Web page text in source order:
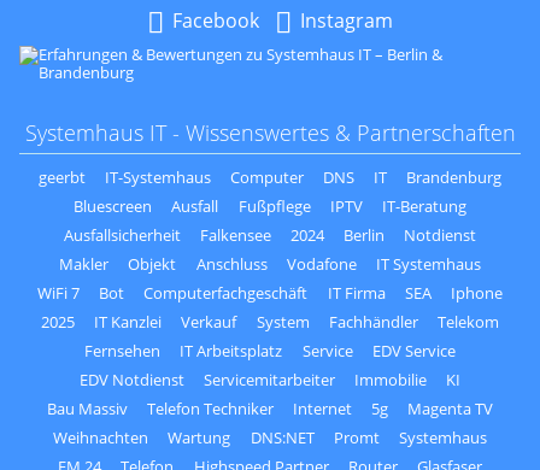
überspringen
Facebook Instagram
Systemhaus IT - Wissenswertes & Partnerschaften
geerbt IT-Systemhaus Computer DNS IT
Brandenburg
Bluescreen
Ausfall Fußpflege IPTV
IT-Beratung
Ausfallsicherheit
Falkensee 2024 Berlin
Notdienst
Makler
Objekt Anschluss Vodafone
IT Systemhaus
WiFi 7
Bot Computerfachgeschäft IT Firma SEA
Iphone
2025
IT Kanzlei Verkauf System Fachhändler
Telekom
Fernsehen
IT Arbeitsplatz Service
EDV Service
EDV Notdienst
Servicemitarbeiter Immobilie
KI
Bau Massiv
Telefon Techniker Internet 5g
Magenta TV
Weihnachten
Wartung DNS:NET Promt
Systemhaus